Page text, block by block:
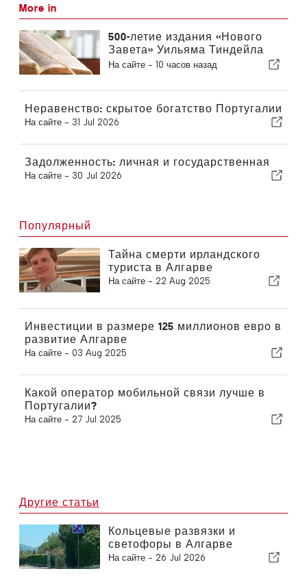
More in
500-летие издания «Нового
Завета» Уильяма Тиндейла
на английском языке
На сайте - 10 часов назад
Неравенство: скрытое богатство Португалии
На сайте - 31 Jul 2026
Задолженность: личная и государственная
На сайте - 30 Jul 2026
Популярный
Тайна смерти ирландского
туриста в Алгарве
На сайте - 22 Aug 2025
Инвестиции в размере 125 миллионов евро в
развитие Алгарве
На сайте - 03 Aug 2025
Какой оператор мобильной связи лучше в
Португалии?
На сайте - 27 Jul 2025
Другие статьи
Кольцевые развязки и
светофоры в Алгарве
На сайте - 26 Jul 2026